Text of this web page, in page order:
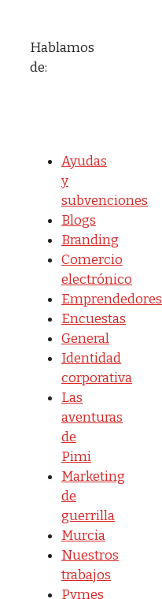
Hablamos
de:
Ayudas
y
subvenciones
Blogs
Branding
Comercio
electrónico
Emprendedores
Encuestas
General
Identidad
corporativa
Las
aventuras
de
Pimi
Marketing
de
guerrilla
Murcia
Nuestros
trabajos
Pymes